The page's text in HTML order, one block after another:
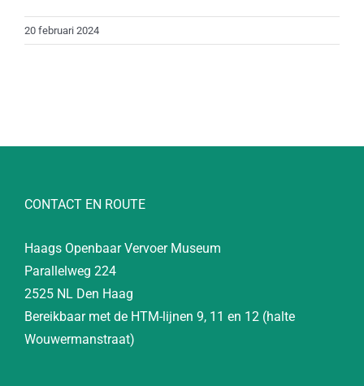
20 februari 2024
CONTACT EN ROUTE
Haags Openbaar Vervoer Museum
Parallelweg 224
2525 NL Den Haag
Bereikbaar met de HTM-lijnen 9, 11 en 12 (halte
Wouwermanstraat)